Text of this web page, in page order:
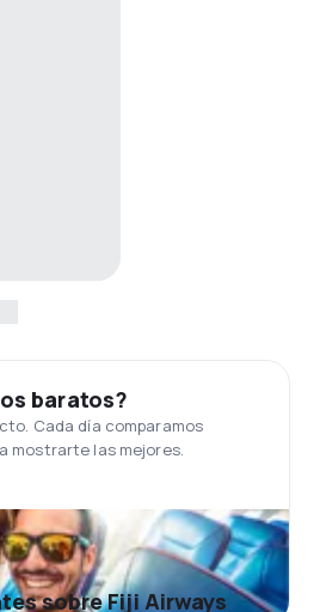
baratos?
Cada día comparamos
mostrarte las mejores.
sobre Fiji Airways